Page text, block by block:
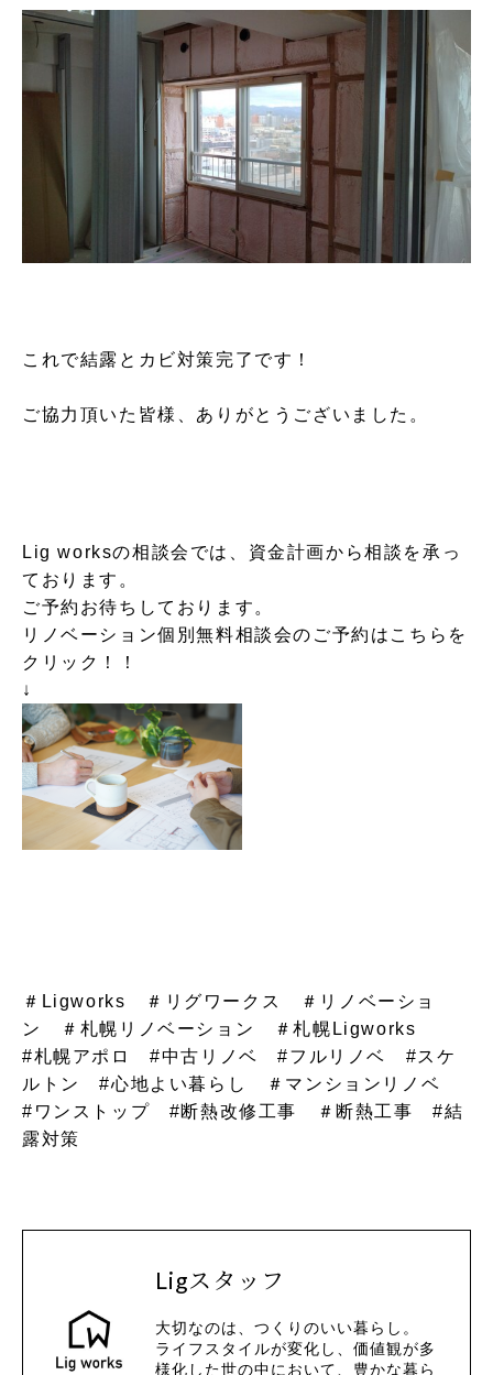
これで結露とカビ対策完了です！
ご協力頂いた皆様、ありがとうございました。
Lig worksの相談会では、資金計画から相談を承っ
ております。
ご予約お待ちしております。
リノベーション個別無料相談会のご予約はこちらを
クリック！！
↓
＃Ligworks ＃リグワークス ＃リノベーショ
ン ＃札幌リノベーション ＃札幌Ligworks
#札幌アポロ #中古リノベ #フルリノベ #スケ
ルトン #心地よい暮らし ＃マンションリノベ
#ワンストップ #断熱改修工事 ＃断熱工事 #結
露対策
Ligスタッフ
大切なのは、つくりのいい暮らし。
ライフスタイルが変化し、価値観が多
様化した世の中において、豊かな暮ら